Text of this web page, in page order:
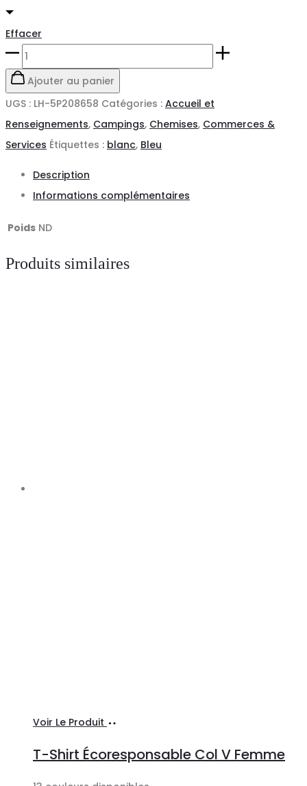
Effacer
quantité
de
CHEMISE
CAPUCCINO
Ajouter au panier
UGS : LH-5P208658 Catégories : Accueil et
Renseignements, Campings, Chemises, Commerces &
Services Étiquettes : blanc, Bleu
Description
Informations complémentaires
Poids ND
Produits similaires
Voir Le Produit
panier
T-Shirt Écoresponsable Col V Femme